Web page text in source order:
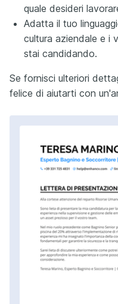
quale desideri
Adatta il tuo
cultura aziendale e i
stai candidando.
Se fornisci ulteriori
felice di aiutarti con